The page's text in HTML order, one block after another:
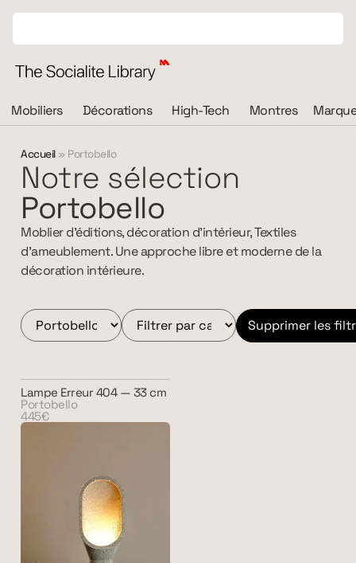
Mobiliers Décorations High-Tech Montres
Accueil» Portobello
Notre sélection
Portobello
Moblier d’éditions, décoration d’intérieur, Textiles
d’ameublement. Une approche libre et moderne de la
décoration intérieure.
Supprimer les
Lampe Erreur 404 — 33 cm
Portobello
445€